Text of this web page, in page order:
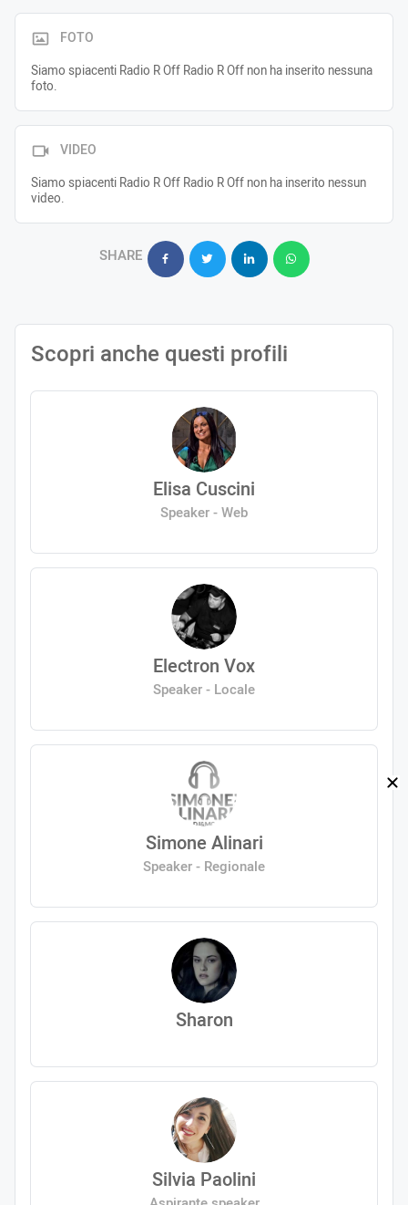
FOTO
Siamo spiacenti Radio R Off Radio R Off non ha inserito nessuna
foto.
VIDEO
Siamo spiacenti Radio R Off Radio R Off non ha inserito nessun
video.
SHARE
Scopri anche questi profili
Elisa Cuscini
Speaker - Web
Electron Vox
Speaker - Locale
Simone Alinari
Speaker - Regionale
Sharon
Silvia Paolini